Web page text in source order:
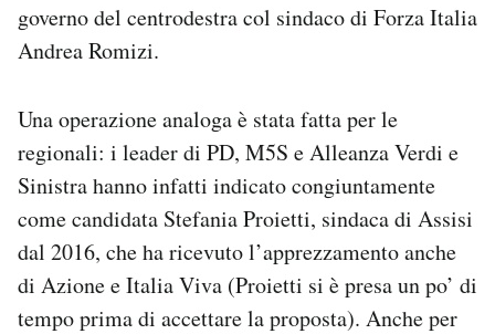
governo del centrodestra col sindaco di Forza Italia
Andrea Romizi.
Una operazione analoga è stata fatta per le
regionali: i leader di PD, M5S e Alleanza Verdi e
Sinistra hanno infatti indicato congiuntamente
come candidata Stefania Proietti, sindaca di Assisi
dal 2016, che ha ricevuto l’apprezzamento anche
di Azione e Italia Viva (Proietti si è presa un po’ di
tempo prima di accettare la proposta). Anche per